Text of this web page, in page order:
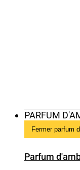
PARFUM
Fermer parfum
Parfum